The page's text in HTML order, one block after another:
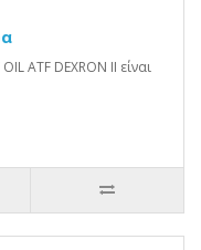
ATF DEXRON II είναι